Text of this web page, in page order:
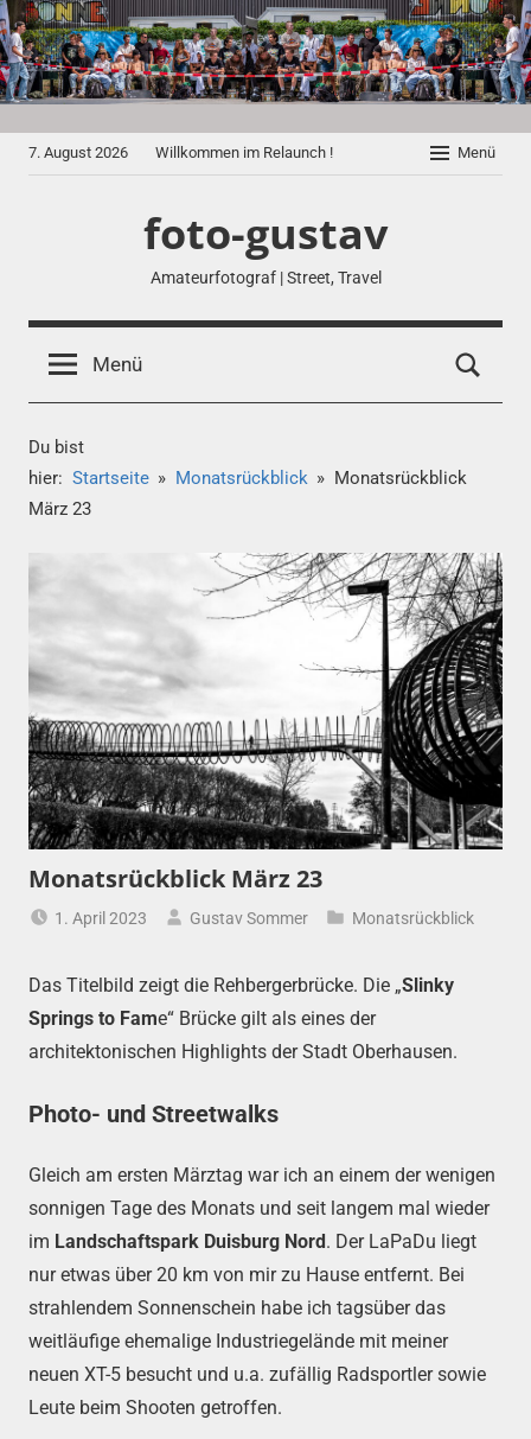
Zum
Inhalt
springen
7. August 2026 Willkommen im Relaunch ! Menü
foto-gustav
Amateurfotograf | Street, Travel
Menü
Du bist
hier: Startseite Monatsrückblick
Monatsrückblick
März 23
Monatsrückblick März 23
1. April 2023 Gustav Sommer Monatsrückblick
Das Titelbild zeigt die Rehbergerbrücke. Die „Slinky
Springs to Fame“ Brücke gilt als eines der
architektonischen Highlights der Stadt Oberhausen.
Photo- und Streetwalks
Gleich am ersten Märztag war ich an einem der wenigen
sonnigen Tage des Monats und seit langem mal wieder
im Landschaftspark Duisburg Nord. Der LaPaDu liegt
nur etwas über 20 km von mir zu Hause entfernt. Bei
strahlendem Sonnenschein habe ich tagsüber das
weitläufige ehemalige Industriegelände mit meiner
neuen XT-5 besucht und u.a. zufällig Radsportler sowie
Leute beim Shooten getroffen.